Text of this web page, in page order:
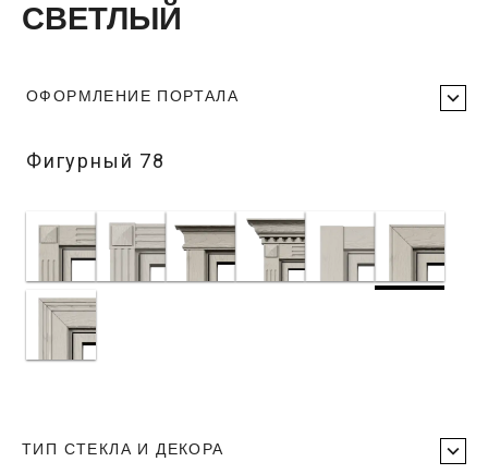
СВЕТЛЫЙ
ОФОРМЛЕНИЕ ПОРТАЛА
Фигурный 78
ТИП СТЕКЛА И ДЕКОРА